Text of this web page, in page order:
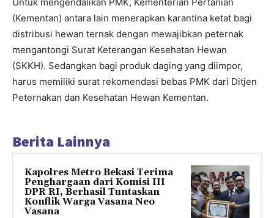
(Kementan) antara lain menerapkan karantina ketat bagi
distribusi hewan ternak dengan mewajibkan peternak
mengantongi Surat Keterangan Kesehatan Hewan
(SKKH). Sedangkan bagi produk daging yang diimpor,
harus memiliki surat rekomendasi bebas PMK dari Ditjen
Peternakan dan Kesehatan Hewan Kementan.
Berita Lainnya
Kapolres Metro Bekasi Terima
Penghargaan dari Komisi III
DPR RI, Berhasil Tuntaskan
Konflik Warga Vasana Neo
Vasana